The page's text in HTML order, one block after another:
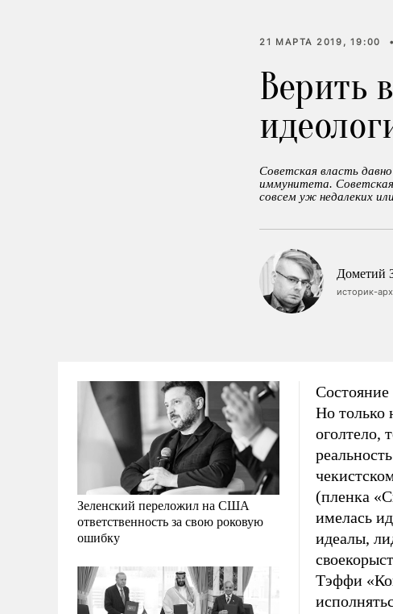
21 МАРТА 2019, 19:00 •
Верить
Советская власть
иммунитета. Советская
совсем уж недалеких
Дометий
историк-
Зеленский переложил на США
ответственность за свою роковую
ошибку
Состояние
Но только
оголтело,
(пленка
имелась
идеалы,
Тэффи